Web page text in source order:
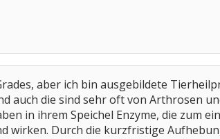
aber ich bin ausgebildete
auch die sind sehr oft von Arthrosen
in ihrem Speichel Enzyme, die zum
wirken. Durch die kurzfristige